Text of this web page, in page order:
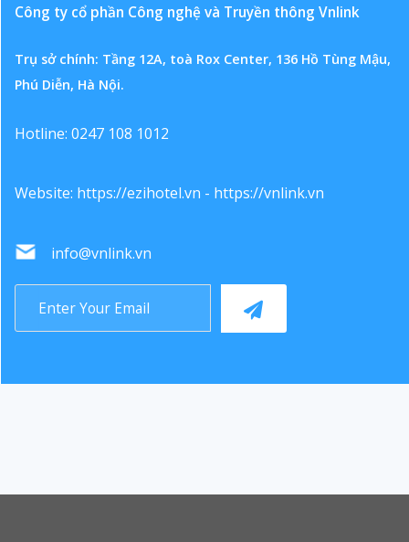
Công ty cổ phần Công nghệ và Truyền thông Vnlink
Trụ sở chính: Tầng 12A, toà Rox Center, 136 Hồ Tùng Mậu,
Phú Diễn, Hà Nội.
Hotline: 0247 108 1012
Website: https://ezihotel.vn - https://vnlink.vn
info@vnlink.vn